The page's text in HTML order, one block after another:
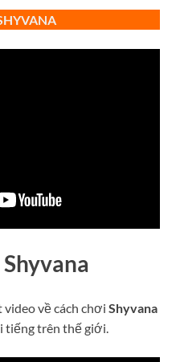
HYVANA
về cách chơi Shyvana
tiếng trên thế giới.